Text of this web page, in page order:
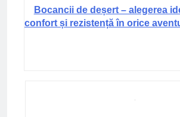
Bocancii de deșert – alegerea
confort și rezistență în orice